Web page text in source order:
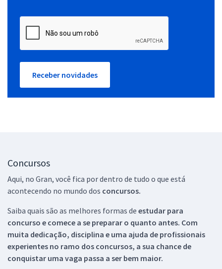
Receber novidades
Concursos
Aqui, no Gran, você fica por dentro de tudo o que está
acontecendo no mundo dos concursos.
Saiba quais são as melhores formas de estudar para
concurso e comece a se preparar o quanto antes. Com
muita dedicação, disciplina e uma ajuda de profissionais
experientes no ramo dos concursos, a sua chance de
conquistar uma vaga passa a ser bem maior.